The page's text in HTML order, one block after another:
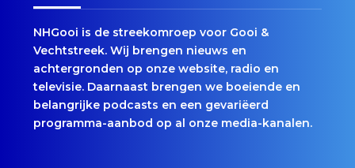
NHGooi is de streekomroep voor Gooi &
Vechtstreek. Wij brengen nieuws en
achtergronden op onze website, radio en
televisie. Daarnaast brengen we boeiende en
belangrijke podcasts en een gevariëerd
programma-aanbod op al onze media-kanalen.